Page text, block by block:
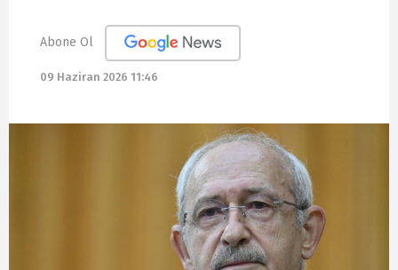
Abone Ol
09 Haziran 2026 11:46